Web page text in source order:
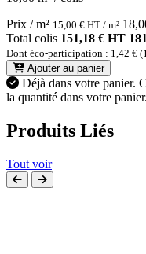
Prix / m² 15,00 € HT / m²
Total colis 151,18 € HT
Dont éco-participation : 1,42 €
Ajouter au panier
Déjà dans votre panier.
la quantité dans votre panier.
Produits Liés
Tout voir